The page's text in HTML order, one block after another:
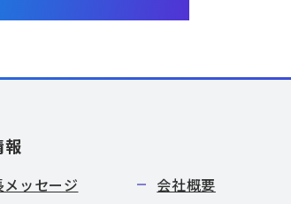
報
メッセージ
会社概要